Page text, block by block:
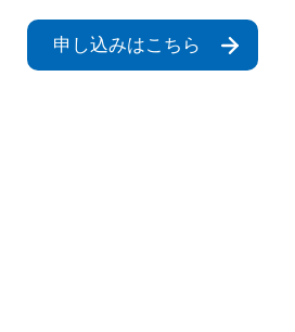
申し込みはこちら